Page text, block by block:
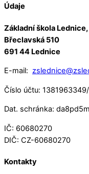
Údaje
Základní škola
Břeclavská 510
691 44 Lednice
E-mail:
Číslo účtu:
Dat. schránka: da8pd5m
IČ: 60680270
DIČ: CZ-60680270
Kontakty